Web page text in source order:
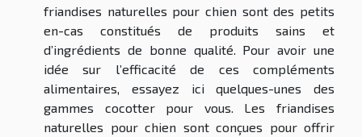
friandises naturelles pour chien sont des petits
en-cas constitués de produits sains et
d’ingrédients de bonne qualité. Pour avoir une
idée sur l’efficacité de ces compléments
alimentaires, essayez ici quelques-unes des
gammes cocotter pour vous. Les friandises
naturelles pour chien sont conçues pour offrir